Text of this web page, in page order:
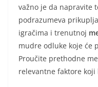
važno je da napravite
podrazumeva
igračima i trenutnoj
mudre odluke koje će
Proučite prethodne
relevantne faktore